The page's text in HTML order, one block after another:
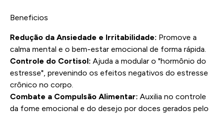
Beneficios
Redução da Ansiedade e Irritabilidade: Promove a
calma mental e o bem-estar emocional de forma rápida.
Controle do Cortisol: Ajuda a modular o "hormônio do
estresse", prevenindo os efeitos negativos do estresse
crônico no corpo.
Combate a Compulsão Alimentar: Auxilia no controle
da fome emocional e do desejo por doces gerados pelo